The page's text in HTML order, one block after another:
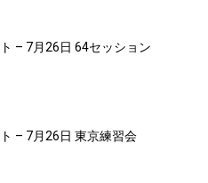
– 7月26日 64セッション
– 7月26日 東京練習会